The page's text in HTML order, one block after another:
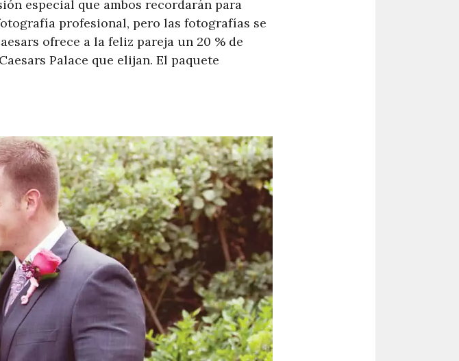
especial que ambos recordarán para
profesional, pero las fotografías se
ofrece a la feliz pareja un 20 % de
Palace que elijan. El paquete